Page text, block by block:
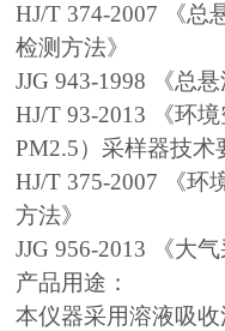
HJ/T 374-2007 《总
检测方法》
JJG 943-1998 《总
HJ/T 93-2013 《环
PM2.5）采样器技术
HJ/T 375-2007 《环
方法》
JJG 956-2013 《大气
产品用途：
本仪器采用溶液吸